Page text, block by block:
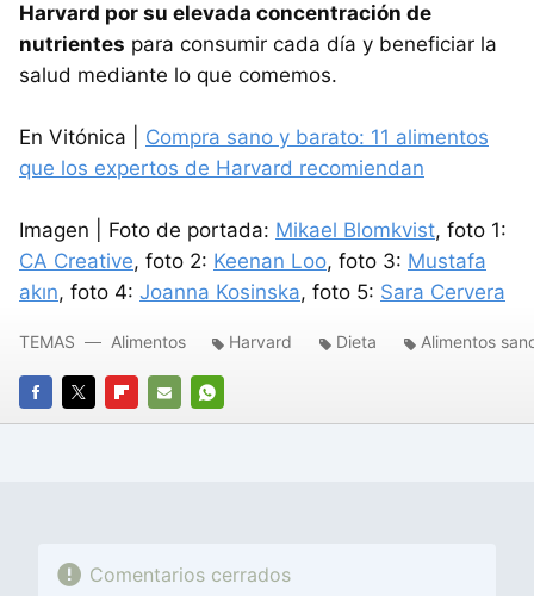
Harvard por su elevada concentración de
nutrientes para consumir cada día y beneficiar la
salud mediante lo que comemos.
En Vitónica | Compra sano y barato: 11 alimentos
que los expertos de Harvard recomiendan
Imagen | Foto de portada: Mikael Blomkvist, foto 1:
CA Creative, foto 2: Keenan Loo, foto 3: Mustafa
akın, foto 4: Joanna Kosinska, foto 5: Sara Cervera
FACEBOOK
TWITTERFLIPBOARD
E-
WHATSAPP
TEMAS Alimentos Harvard Dieta Alimentos
Comentarios cerrados